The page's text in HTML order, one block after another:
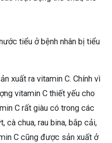
tiểu ở bệnh nhân bị tiểu
xuất ra vitamin C. Chính vì
vitamin C thiết yếu cho
C rất giàu có trong các
cà chua, rau bina, bắp cải,
C cũng được sản xuất ở